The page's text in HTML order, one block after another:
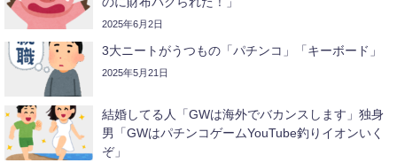
2025年6月2日
3大ニートがうつもの「パチンコ」「キーボード」
2025年5月21日
結婚してる人「GWは海外でバカンスします」独身
男「GWはパチンコゲームYouTube釣りイオンいく
ぞ」